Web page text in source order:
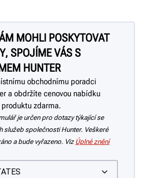
MOHLI POSKYTOVAT
SPOJÍME VÁS S
HUNTER
obchodnímu poradci
a obdržíte cenovou nabídku
zdarma.
je určen pro dotazy týkající se
služeb společnosti Hunter. Veškeré
a bude vyřazeno. Viz Úplné znění